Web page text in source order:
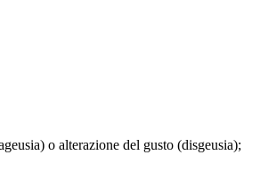
o alterazione del gusto (disgeusia);